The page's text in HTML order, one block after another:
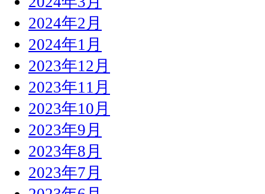
2024年2月
2024年1月
2023年12月
2023年11月
2023年10月
2023年9月
2023年8月
2023年7月